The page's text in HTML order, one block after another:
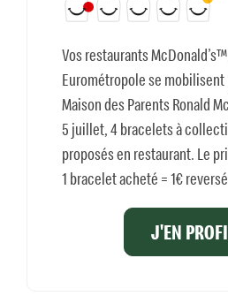
Vos restaurants
Eurométropole se
Maison des Parents Ronald
5 juillet, 4 bracelets à
proposés en restaurant. Le
1 bracelet acheté = 1€
J'EN